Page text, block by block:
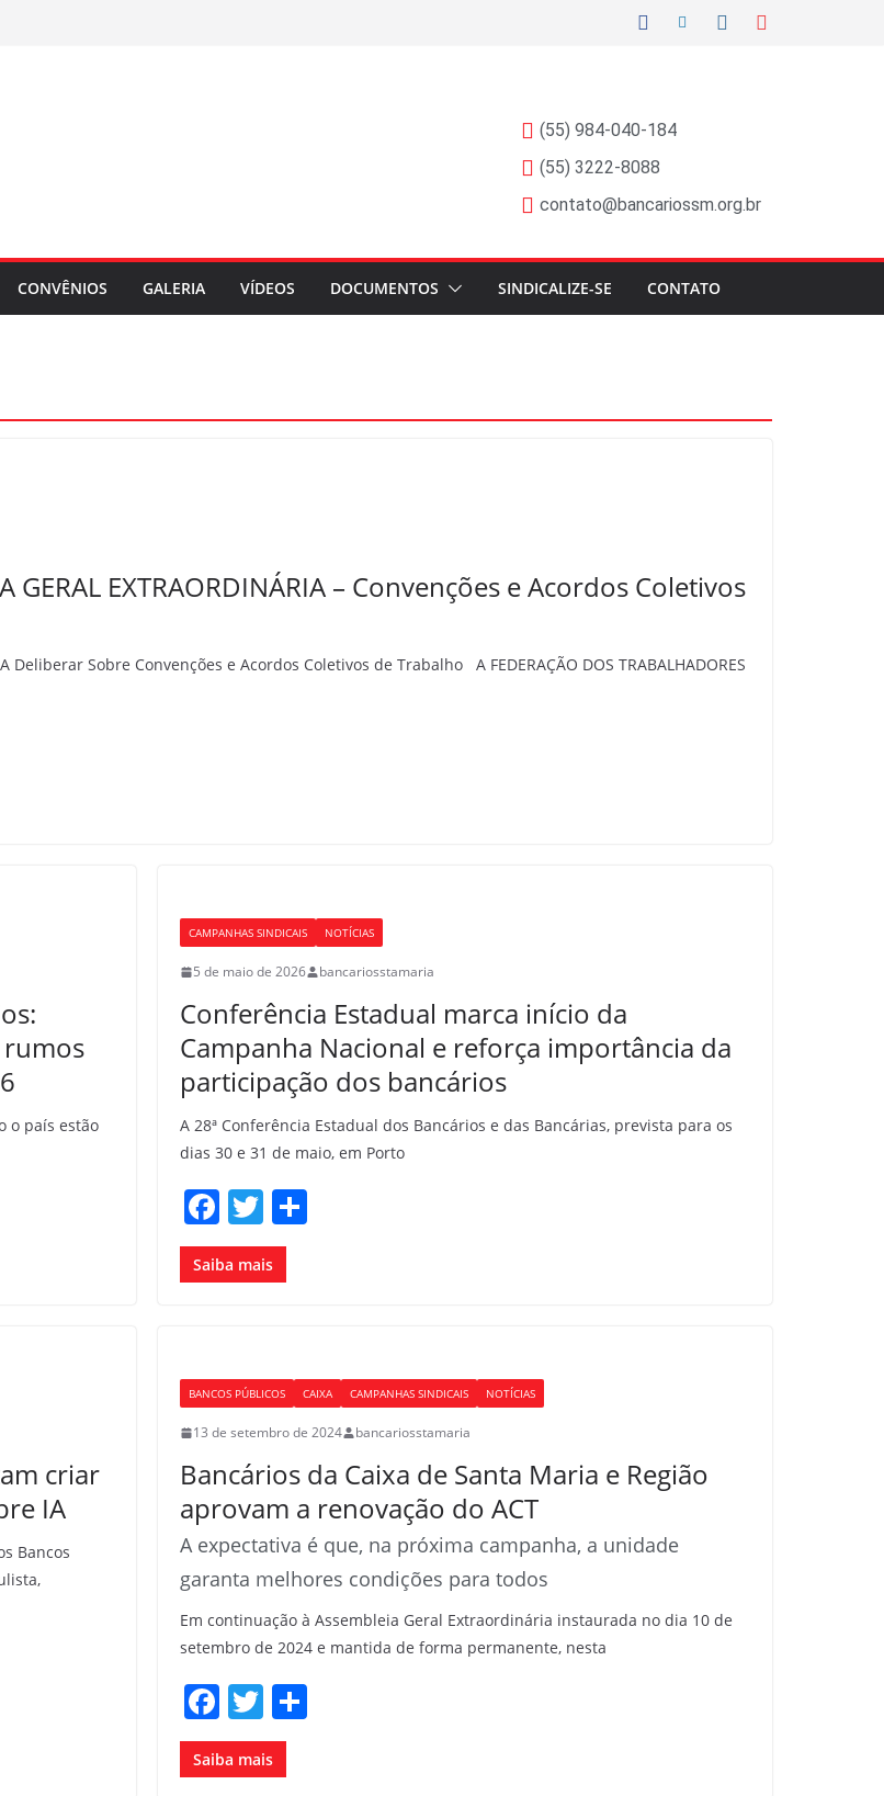
(55) 984-040-184
(55) 3222-8088
contato@bancariossm.org.br
CONVÊNIOS GALERIA VÍDEOS DOCUMENTOS SINDICALIZE-SE CONTATO
GERAL EXTRAORDINÁRIA – Convenções e Acordos Coletivos
Deliberar Sobre Convenções e Acordos Coletivos de Trabalho A FEDERAÇÃO DOS TRABALHADORES
rumos
o país estão
CAMPANHAS SINDICAIS NOTÍCIAS
5 de maio de 2026 bancariosstamaria
Conferência Estadual marca início da
Campanha Nacional e reforça importância da
participação dos bancários
A 28ª Conferência Estadual dos Bancários e das Bancárias, prevista para os
dias 30 e 31 de maio, em Porto
F
a
c
o
o
k
T
w
itt
Saiba mais
criar
IA
Bancos
BANCOS PÚBLICOS CAIXA CAMPANHAS SINDICAIS NOTÍCIAS
13 de setembro de 2024 bancariosstamaria
Bancários da Caixa de Santa Maria e Região
aprovam a renovação do ACT
A expectativa é que, na próxima campanha, a unidade
garanta melhores condições para todos
Em continuação à Assembleia Geral Extraordinária instaurada no dia 10 de
setembro de 2024 e mantida de forma permanente, nesta
F
a
c
T
w
itt
Saiba mais